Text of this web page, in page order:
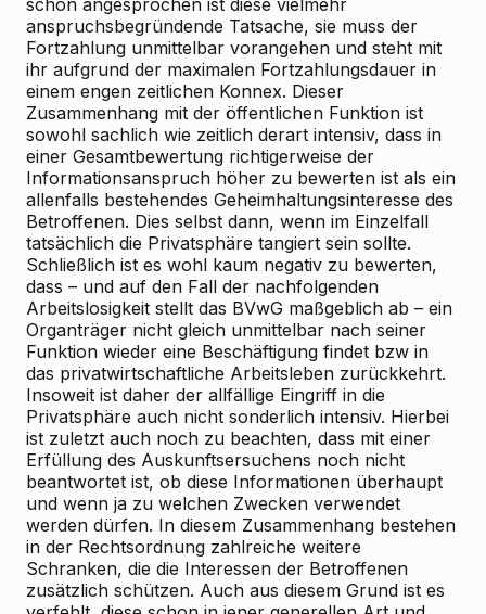
schon angesprochen ist diese vielmehr
anspruchsbegründende Tatsache, sie muss der
Fortzahlung unmittelbar vorangehen und steht mit
ihr aufgrund der maximalen Fortzahlungsdauer in
einem engen zeitlichen Konnex. Dieser
Zusammenhang mit der öffentlichen Funktion ist
sowohl sachlich wie zeitlich derart intensiv, dass in
einer Gesamtbewertung richtigerweise der
Informationsanspruch höher zu bewerten ist als ein
allenfalls bestehendes Geheimhaltungsinteresse des
Betroffenen. Dies selbst dann, wenn im Einzelfall
tatsächlich die Privatsphäre tangiert sein sollte.
Schließlich ist es wohl kaum negativ zu bewerten,
dass – und auf den Fall der nachfolgenden
Arbeitslosigkeit stellt das BVwG maßgeblich ab – ein
Organträger nicht gleich unmittelbar nach seiner
Funktion wieder eine Beschäftigung findet bzw in
das privatwirtschaftliche Arbeitsleben zurückkehrt.
Insoweit ist daher der allfällige Eingriff in die
Privatsphäre auch nicht sonderlich intensiv. Hierbei
ist zuletzt auch noch zu beachten, dass mit einer
Erfüllung des Auskunftsersuchens noch nicht
beantwortet ist, ob diese Informationen überhaupt
und wenn ja zu welchen Zwecken verwendet
werden dürfen. In diesem Zusammenhang bestehen
in der Rechtsordnung zahlreiche weitere
Schranken, die die Interessen der Betroffenen
zusätzlich schützen. Auch aus diesem Grund ist es